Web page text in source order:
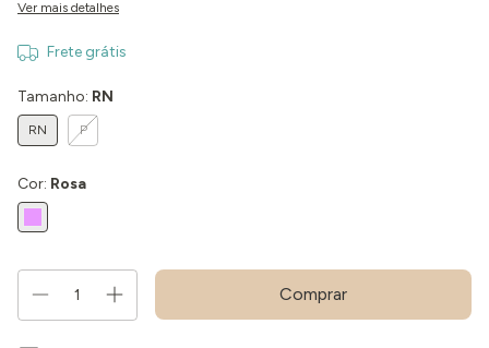
Ver mais detalhes
Frete grátis
Tamanho: RN
RN P
Cor: Rosa